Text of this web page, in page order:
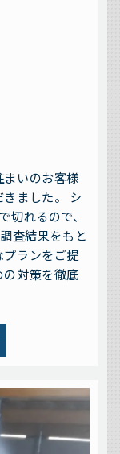
いのお客様
ました。 シ
れるので、
査結果をもと
ランをご提
対策を徹底